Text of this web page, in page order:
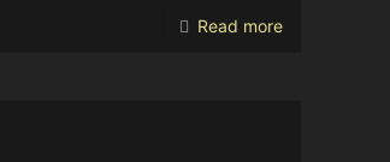
Read more